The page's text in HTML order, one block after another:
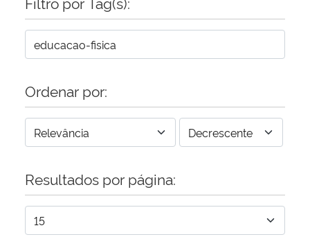
Secretaria-Geral
Secretaria de Governo
Advocacia-Geral da União
Ordenar por:
Resultados por página: